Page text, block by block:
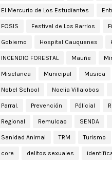
El Mercurio de Los Estudiantes
FOSIS Festival de Los Barrios
Gobierno Hospital Cauquenes
INCENDIO FORESTAL Mauñe
Miselanea Municipal Musica
Nobel School Noelia Villalobos
Parral. Prevención Pólicial
Regional Remulcao SENDA
Sanidad Animal TRM Turismo
core delitos sexuales